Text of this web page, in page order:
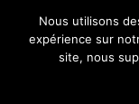
© 2019 IKADIA. All
Nous utilisons
expérience sur
site, nous